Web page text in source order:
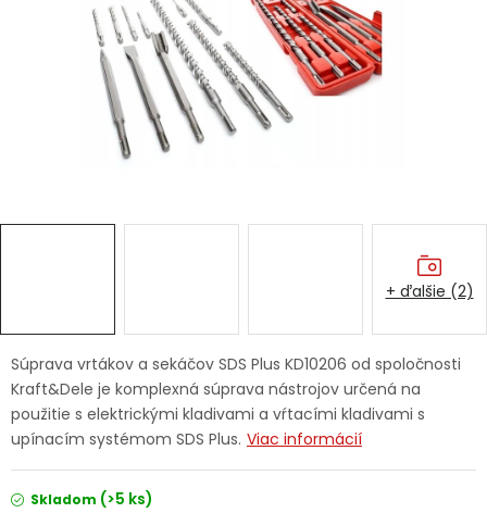
Ochranné pracovné pomôcky
Fotovoltaika
Servis náradia Hodnotenie obchodu
Doprava a platba Váš zákaznícky účet
Kontakty
Súprava vrtákov a sekáčov SDS Plus KD10206 od spoločnosti
Kraft&Dele je komplexná súprava nástrojov určená na
použitie s elektrickými kladivami a vŕtacími kladivami s
upínacím systémom SDS Plus. Viac informácií
Skladom (>5 ks)
+ ďalšie (2)